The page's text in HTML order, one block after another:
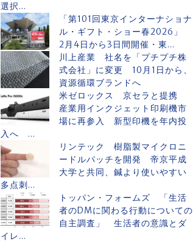
選択...
「第101回東京インターナショナ
ル・ギフト・ショー春2026」
2月4日から3日間開催・東...
川上産業 社名を「プチプチ株
式会社」に変更 10月1日から、
資源循環ブランドへ
米ゼロックス 京セラと提携
産業用インクジェット印刷機市
場に再参入 新型印機を年内投
入へ ...
リンテック 樹脂製マイクロニ
ードルパッチを開発 帝京平成
大学と共同、鍼より使いやすい
多点刺...
トッパン・フォームズ 「生活
者のDMに関わる行動についての
自主調査」 生活者の意識とダ
イレ...